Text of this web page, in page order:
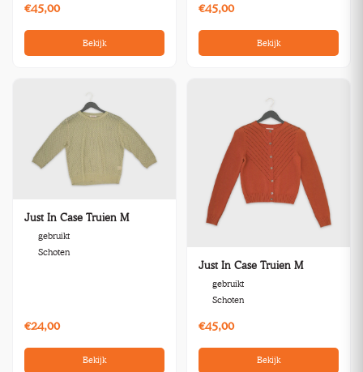
€45,00
Bekijk
€45,00
Bekijk
Just In Case Truien M
gebruikt
Schoten
€24,00
Bekijk
Just In Case Truien M
gebruikt
Schoten
€45,00
Bekijk